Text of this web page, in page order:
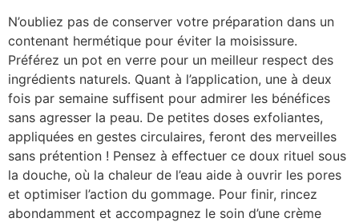
N’oubliez pas de conserver votre préparation dans un
contenant hermétique pour éviter la moisissure.
Préférez un pot en verre pour un meilleur respect des
ingrédients naturels. Quant à l’application, une à deux
fois par semaine suffisent pour admirer les bénéfices
sans agresser la peau. De petites doses exfoliantes,
appliquées en gestes circulaires, feront des merveilles
sans prétention ! Pensez à effectuer ce doux rituel sous
la douche, où la chaleur de l’eau aide à ouvrir les pores
et optimiser l’action du gommage. Pour finir, rincez
abondamment et accompagnez le soin d’une crème